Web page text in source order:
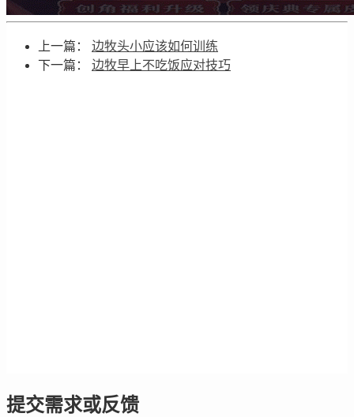
上一篇： 边牧头小应该如何训练
下一篇： 边牧早上不吃饭应对技巧
提交需求或反馈